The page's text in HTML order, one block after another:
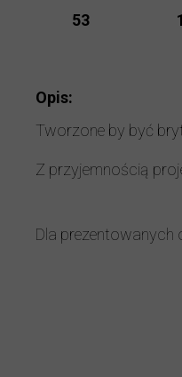
53
Opis:
Tworzone by być
Z przyjemnością
Dla